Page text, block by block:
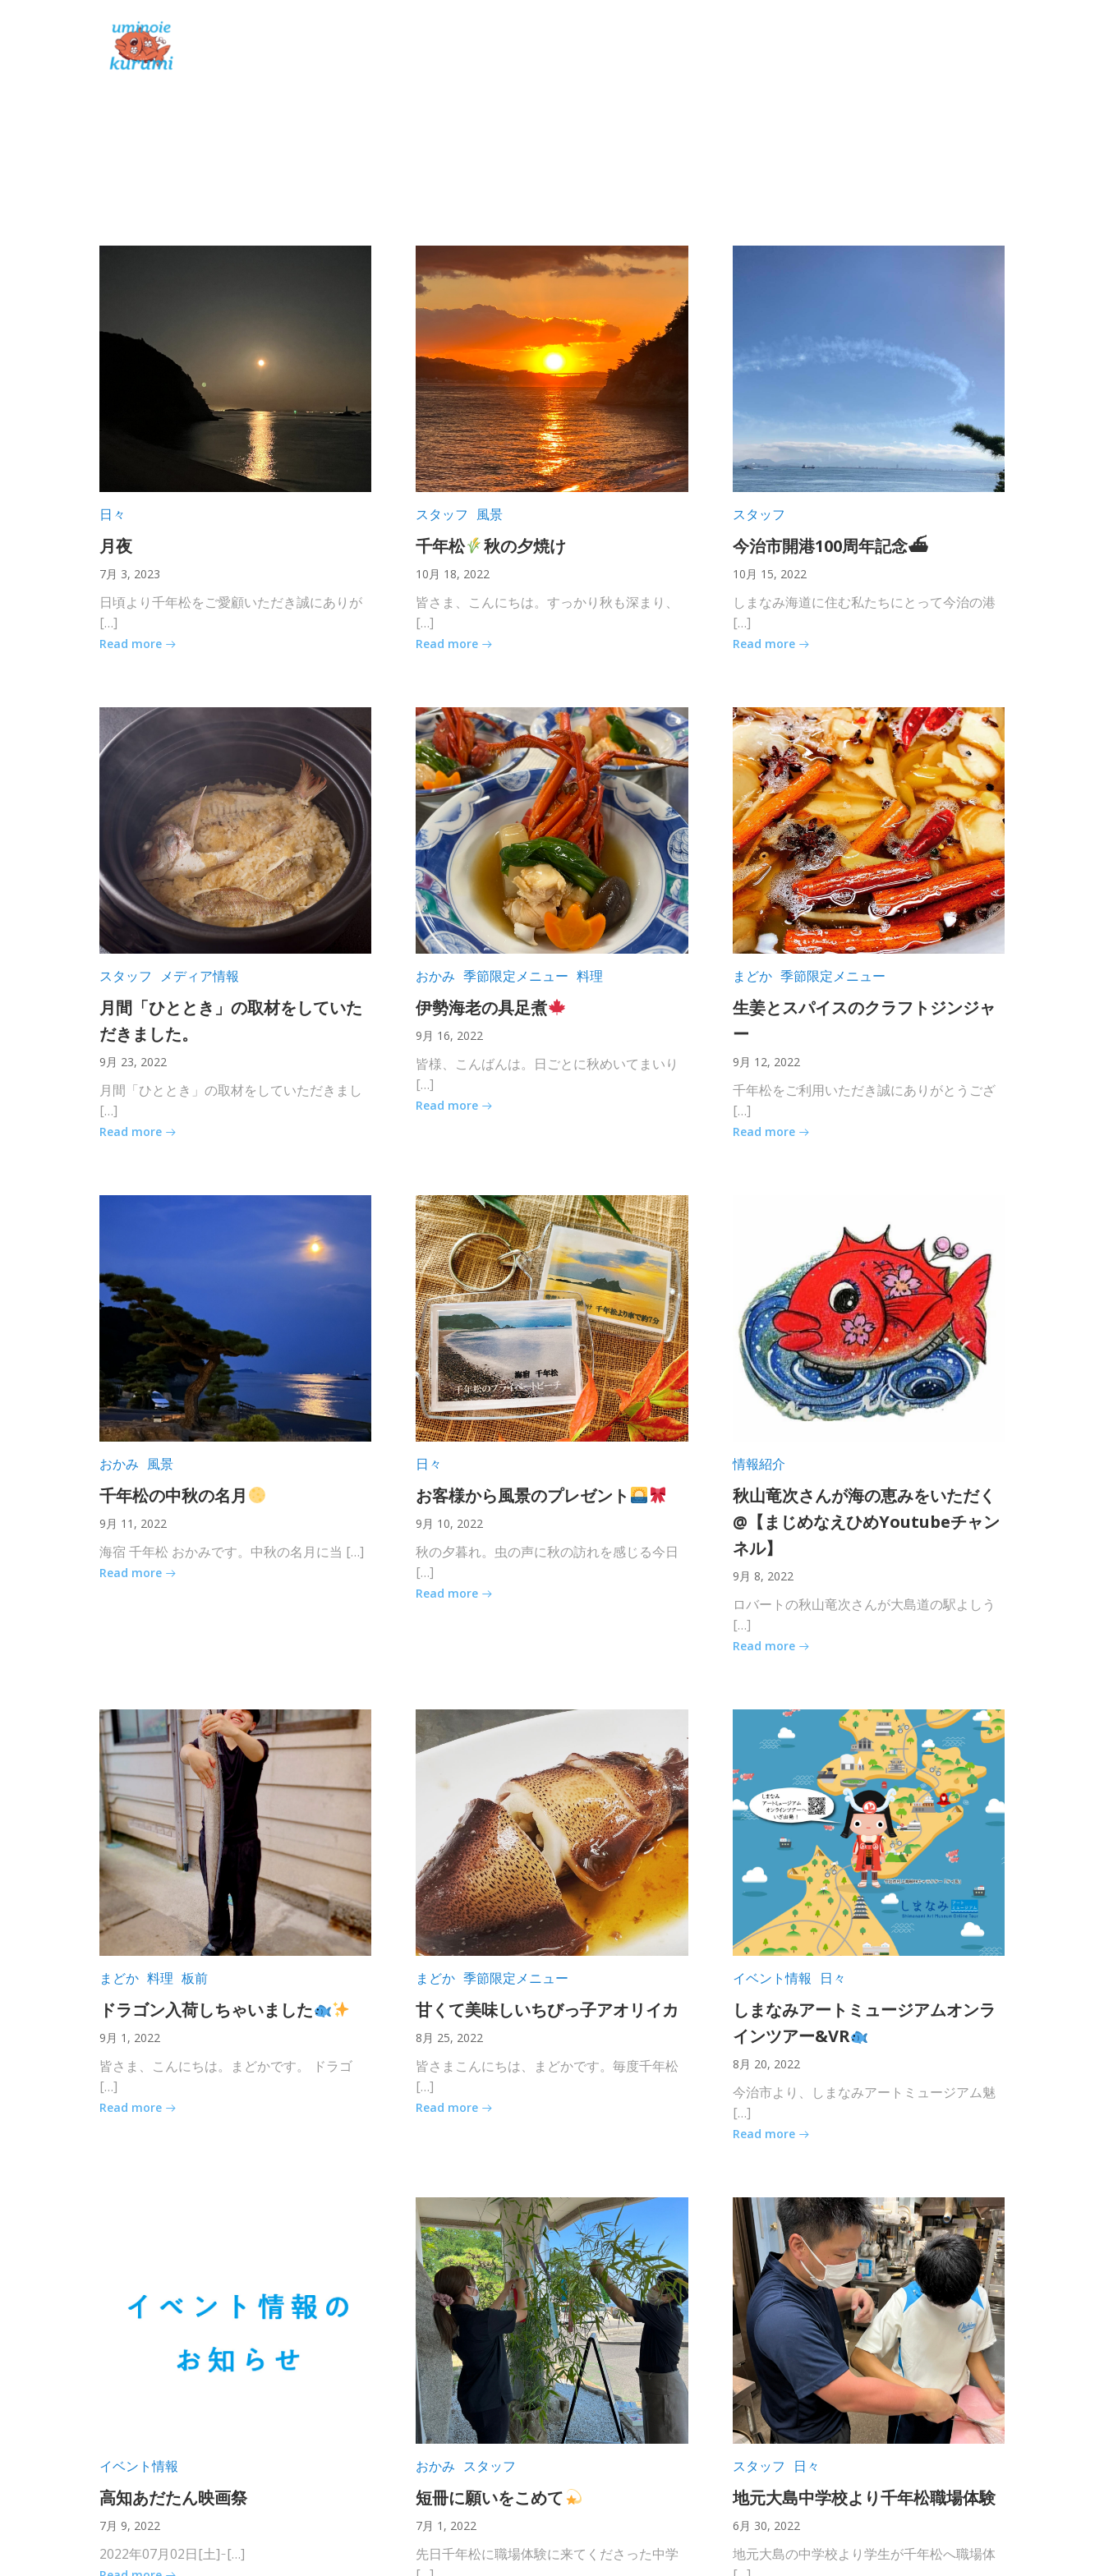
日々
月夜
7月 3, 2023
日頃より千年松をご愛顧いただき誠にありが
[…]
Read more
スタッフ 風景
千年松 秋の夕焼け
10月 18, 2022
皆さま、こんにちは。すっかり秋も深まり、
[…]
Read more
スタッフ
今治市開港100周年記念⛴
10月 15, 2022
しまなみ海道に住む私たちにとって今治の港
[…]
Read more
スタッフ メディア情報
月間「ひととき」の取材をしていた
だきました。
9月 23, 2022
月間「ひととき」の取材をしていただきまし
[…]
Read more
おかみ 季節限定メニュー 料理
伊勢海老の具足煮
9月 16, 2022
皆様、こんばんは。日ごとに秋めいてまいり
[…]
Read more
まどか 季節限定メニュー
生姜とスパイスのクラフトジンジャ
ー
9月 12, 2022
千年松をご利用いただき誠にありがとうござ
[…]
Read more
おかみ 風景
千年松の中秋の名月
9月 11, 2022
海宿 千年松 おかみです。中秋の名月に当 […]
Read more
日々
お客様から風景のプレゼント
9月 10, 2022
秋の夕暮れ。虫の声に秋の訪れを感じる今日
[…]
Read more
情報紹介
秋山竜次さんが海の恵みをいただく
@【まじめなえひめYoutubeチャン
ネル】
9月 8, 2022
ロバートの秋山竜次さんが大島道の駅よしう
[…]
Read more
まどか 料理 板前
ドラゴン入荷しちゃいました
9月 1, 2022
皆さま、こんにちは。まどかです。 ドラゴ
[…]
Read more
まどか 季節限定メニュー
甘くて美味しいちびっ子アオリイカ
8月 25, 2022
皆さまこんにちは、まどかです。毎度千年松
[…]
Read more
イベント情報 日々
しまなみアートミュージアムオンラ
インツアー&VR
8月 20, 2022
今治市より、しまなみアートミュージアム魅
[…]
Read more
イベント情報
高知あだたん映画祭
7月 9, 2022
2022年07月02日[土] ̵ […]
おかみ スタッフ
短冊に願いをこめて
7月 1, 2022
先日千年松に職場体験に来てくださった中学
スタッフ 日々
地元大島中学校より千年松職場体験
6月 30, 2022
地元大島の中学校より学生が千年松へ職場体